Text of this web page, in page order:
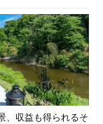
、収益も得られるそ